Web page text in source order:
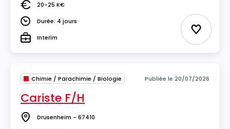
Salaire20-25 K€
DuréeDurée: 4 jours
TypeInterim Ajouter
Chimie / Parachimie / Biologie Publiée le 20/07/2026
Cariste F/H
Lieu Drusenheim - 67410